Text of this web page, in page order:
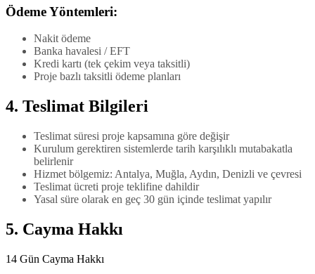
Ödeme Yöntemleri:
Nakit ödeme
Banka havalesi / EFT
Kredi kartı (tek çekim veya taksitli)
Proje bazlı taksitli ödeme planları
4. Teslimat Bilgileri
Teslimat süresi proje kapsamına göre değişir
Kurulum gerektiren sistemlerde tarih karşılıklı mutabakatla
belirlenir
Hizmet bölgemiz: Antalya, Muğla, Aydın, Denizli ve çevresi
Teslimat ücreti proje teklifine dahildir
Yasal süre olarak en geç 30 gün içinde teslimat yapılır
5. Cayma Hakkı
14 Gün Cayma Hakkı